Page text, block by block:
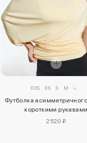
XXS XS S M L
Футболка асимметричного
короткими рукавами
2520 ₽